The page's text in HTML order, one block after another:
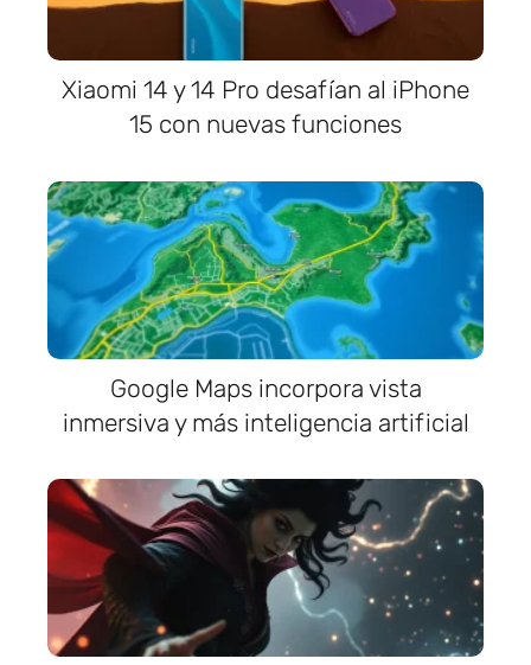
Xiaomi 14 y 14 Pro desafían al iPhone
15 con nuevas funciones
Google Maps incorpora vista
inmersiva y más inteligencia artificial